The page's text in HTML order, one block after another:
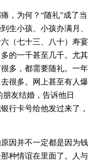
，为何？“随礼”成了当
生小孩、小孩办满月、
（七十三、八十）寿宴
的一千甚至几千。尤其
多，都需要随礼。一年
很多。网上甚至有人爆
友结婚，告诉他日
行卡号给他发过来了，
因并不一定都是因为钱
种情谊在里面了。人与